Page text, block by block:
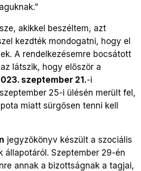
akikkel beszéltem, azt
kezdték mondogatni, hogy el
A rendelkezésemre bocsátott
az látszik, hogy először a
szeptember 21.-i
25-i ülésén merült fel,
miatt sürgősen tenni kell
jegyzőkönyv készült a szociális
állapotáról. Szeptember 29-én
annak a bizottságnak a tagjai,